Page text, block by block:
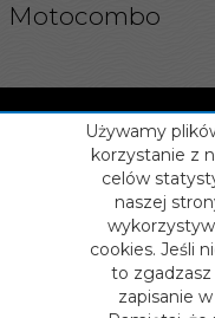
Motocombo
Używamy
korzystanie z
celów
naszej
cookies. Jeśli
to zgadzasz
zapisanie